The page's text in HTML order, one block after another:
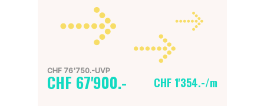
CHF 76'750.-UVP
CHF 67'900.- CHF 1'354.-/m